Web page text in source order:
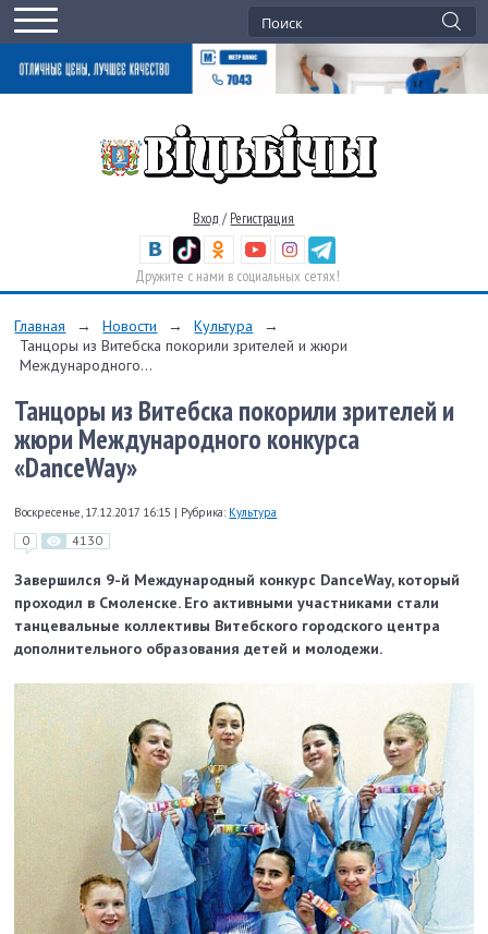
Вход / Регистрация
Дружите с нами в социальных сетях!
Главная → Новости → Культура
→
Танцоры из Витебска покорили зрителей и жюри
Международного...
Танцоры из Витебска покорили зрителей и
жюри Международного конкурса
«DanceWay»
Воскресенье, 17.12.2017 16:15 | Рубрика: Культура
0 4130
Завершился 9-й Международный конкурс DanceWay, который
проходил в Смоленске. Его активными участниками стали
танцевальные коллективы Витебского городского центра
дополнительного образования детей и молодежи.